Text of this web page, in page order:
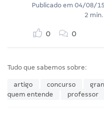
Publicado em 04/08/15
2
0 0
Tudo que sabemos sobre:
artigo concurso
quem entende
professor